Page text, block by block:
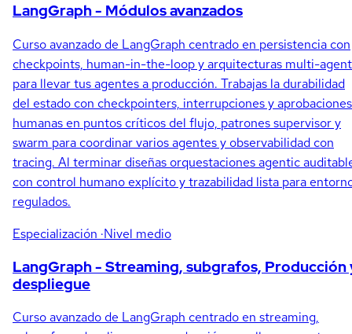
LangGraph - Módulos avanzados
Curso avanzado de LangGraph centrado en persistencia con
checkpoints, human-in-the-loop y arquitecturas multi-
para llevar tus agentes a producción. Trabajas la durabilidad
del estado con checkpointers, interrupciones y aprobaciones
humanas en puntos críticos del flujo, patrones supervisor y
swarm para coordinar varios agentes y observabilidad con
tracing. Al terminar diseñas orquestaciones agentic
con control humano explícito y trazabilidad lista para
regulados.
Especialización ·Nivel medio
LangGraph - Streaming, subgrafos, Producción
despliegue
Curso avanzado de LangGraph centrado en streaming,